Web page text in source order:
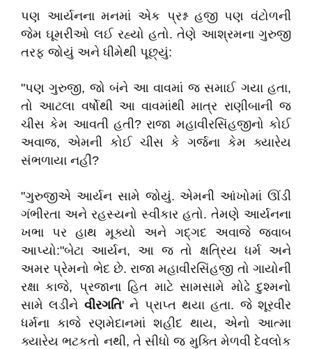
પણ આર્યનના મનમાં એક પ્રશ્ન હજી પણ વંટોળની
જેમ ઘૂમરીઓ લઈ રહ્યો હતો. તેણે આશ્રમના ગુરુજી
તરફ જોયું અને ધીમેથી પૂછ્યું:
"પણ ગુરુજી, જો બંને આ વાવમાં જ સમાઈ ગયા હતા,
તો આટલા વર્ષોથી આ વાવમાંથી માત્ર રાણીબાની જ
ચીસ કેમ આવતી હતી? રાજા મહાવીરસિંહજીનો કોઈ
અવાજ, એમની કોઈ ચીસ કે ગર્જના કેમ ક્યારેય
સંભળાયા નહીં?
"ગુરુજીએ આર્યન સામે જોયું. એમની આંખોમાં ઊંડી
ગંભીરતા અને રહસ્યનો સ્વીકાર હતો. તેમણે આર્યનના
ખભા પર હાથ મૂક્યો અને ગદ્ગદ અવાજે જવાબ
આપ્યો:"બેટા આર્યન, આ જ તો ક્ષત્રિય ધર્મ અને
અમર પ્રેમનો ભેદ છે. રાજા મહાવીરસિંહજી તો ગાયોની
રક્ષા કાજે, પ્રજાના હિત માટે સામસામે મોઢે દુશ્મનો
સામે લડીને વીરગતિ' ને પ્રાપ્ત થયા હતા. જે શૂરવીર
ધર્મના કાજે રણમેદાનમાં શહીદ થાય, એનો આત્મા
ક્યારેય ભટકતો નથી, તે સીધો જ મુક્તિ મેળવી દેવલોક